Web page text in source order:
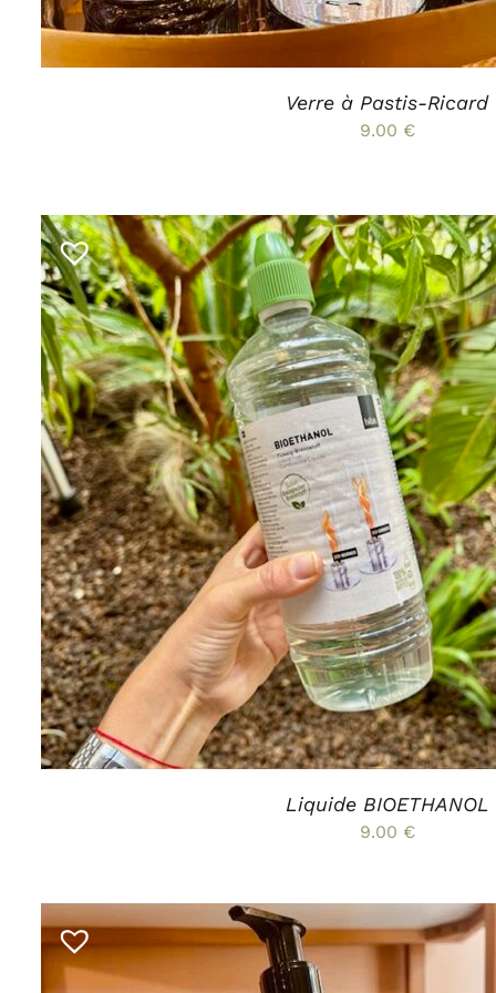
LA
DU
Verre à Pastis-Ricard
9.00 €
AJOUTER AU PANIER / APERÇU
Liquide BIOETHANOL
9.00 €